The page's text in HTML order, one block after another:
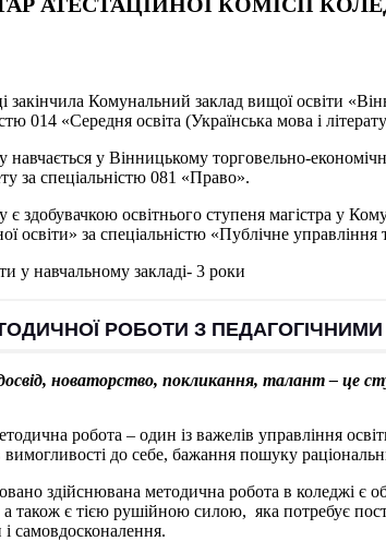
закінчила Комунальний заклад вищої освіти
014 «Середня освіта (Українська мова і
навчається у Вінницькому торговельно-
за спеціальністю 081 «Право».
є здобувачкою освітнього ступеня магістра у
освіти» за спеціальністю «Публічне управління
у навчальному закладі- 3 роки
РОБОТИ З
новаторство, покликання, талант – це
робота – один із важелів управління
вимогливості до себе, бажання пошуку
здійснювана методична робота в коледжі є
а також є тією рушійною силою, яка потребує
і самовдосконалення.